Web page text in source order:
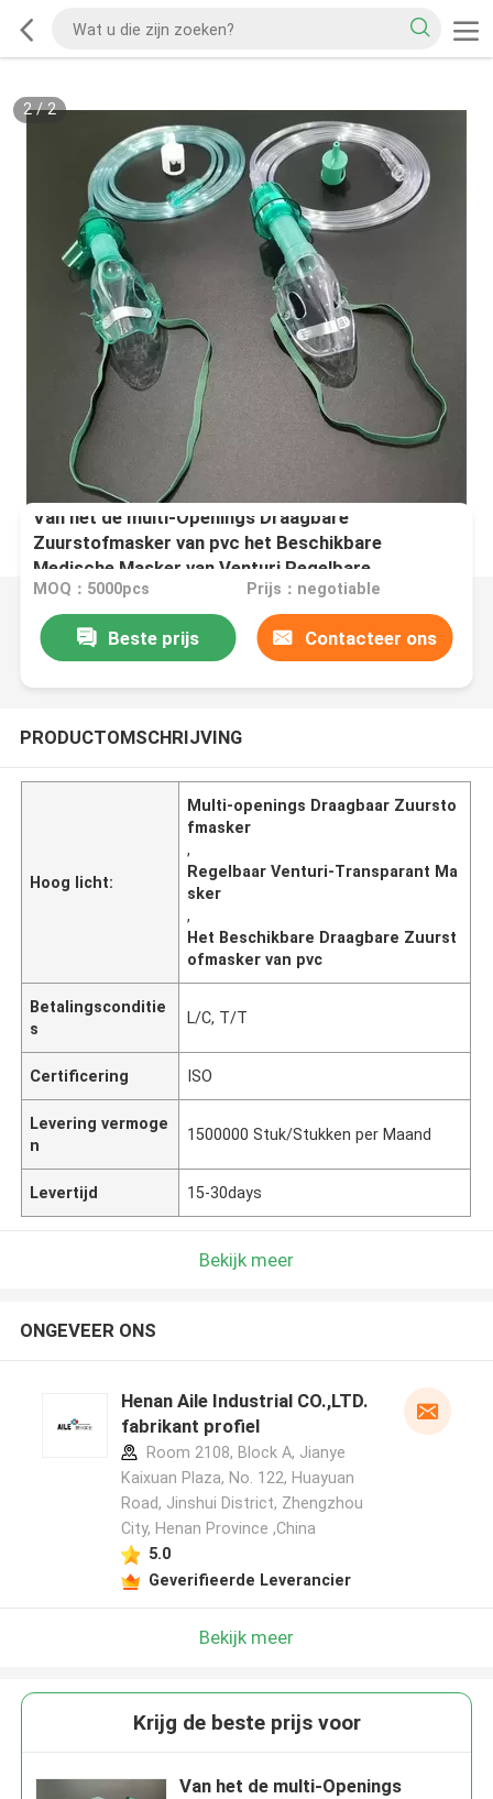
2/2
Van het de multi-Openings Draagbare
Zuurstofmasker van pvc het Beschikbare
Medische Masker van Venturi Regelbare
MOQ：5000pcs Prijs：negotiable
Beste prijs Contacteer ons
PRODUCTOMSCHRIJVING
Hoog licht:
Multi-openings Draagbaar Zuursto
fmasker
,
Regelbaar Venturi-Transparant Ma
sker
,
Het Beschikbare Draagbare Zuurst
ofmasker van pvc
Betalingsconditie
s
L/C, T/T
Certificering ISO
Levering vermoge
n
1500000 Stuk/Stukken per Maand
Levertijd 15-30days
Bekijk meer
ONGEVEER ONS
Henan Aile Industrial CO.,LTD.
fabrikant profiel
Room 2108, Block A, Jianye
Kaixuan Plaza, No. 122, Huayuan
Road, Jinshui District, Zhengzhou
City, Henan Province ,China
5.0
Geverifieerde Leverancier
Bekijk meer
Krijg de beste prijs voor
Van het de multi-Openings